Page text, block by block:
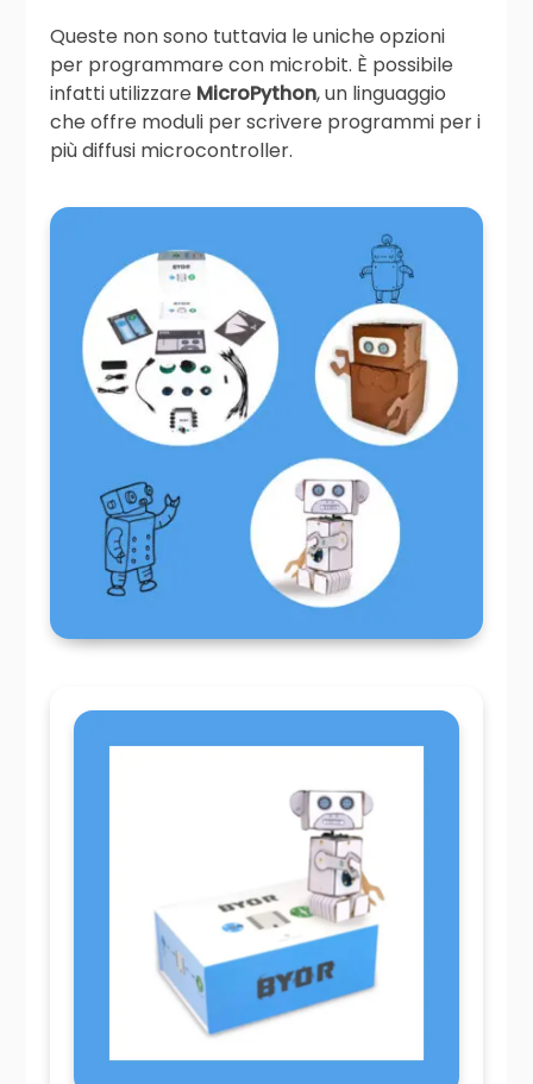
Queste non sono tuttavia le uniche opzioni
per programmare con microbit. È possibile
infatti utilizzare MicroPython, un linguaggio
che offre moduli per scrivere programmi per i
più diffusi microcontroller.